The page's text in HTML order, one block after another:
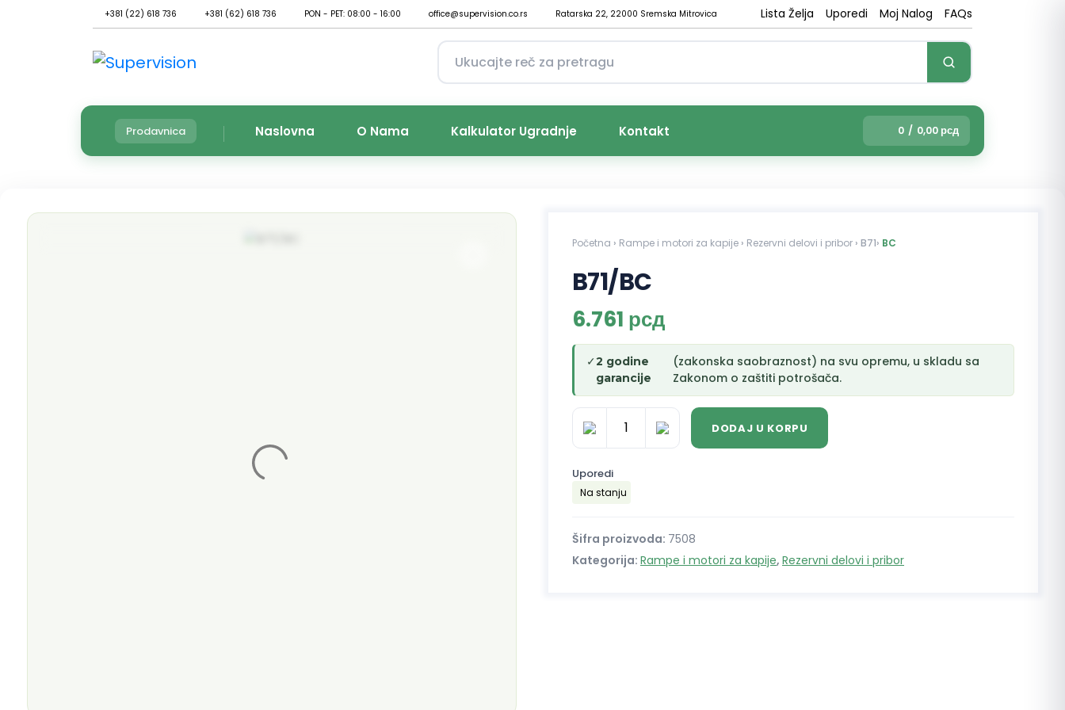
+381 (22) 618 736 +381 (62) 618 736 PON - PET: 08:00 - 16:00 office@supervision.co.rs Ratarska 22, 22000 Sremska Mitrovica Lista Želja Uporedi Moj Nalog FAQs
Prodavnica Naslovna O Nama Kalkulator Ugradnje Kontakt 0 / 0,00 рсд
Početna › Rampe i motori za kapije › Rezervni delovi i pribor › B71› BC
B71/BC
6.761 рсд
✓2 godine
garancije
(zakonska saobraznost) na svu opremu, u skladu sa
Zakonom o zaštiti potrošača.
B71/BC
količina
DODAJ U KORPU
Uporedi
Na stanju
Šifra proizvoda: 7508
Kategorija: Rampe i motori za kapije, Rezervni delovi i pribor